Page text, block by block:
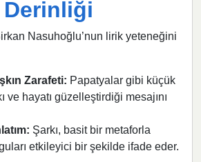
Nasuhoğlu’nun lirik yeteneğini
Zarafeti: Papatyalar gibi küçük
ve hayatı güzelleştirdiği mesajını
Şarkı, basit bir metaforla
etkileyici bir şekilde ifade eder.